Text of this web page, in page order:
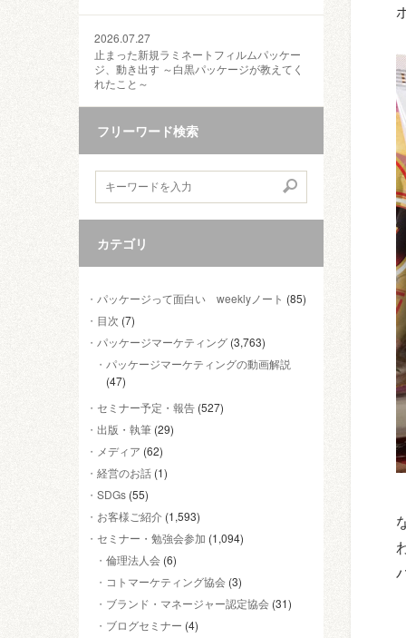
2026.07.27
止まった新規ラミネートフィルムパッケー
ジ、動き出す ～白黒パッケージが教えてく
れたこと～
フリーワード検索
カテゴリ
パッケージって面白い weeklyノート (85)
目次 (7)
パッケージマーケティング (3,763)
パッケージマーケティングの動画解説
(47)
セミナー予定・報告 (527)
出版・執筆 (29)
メディア (62)
経営のお話 (1)
SDGs (55)
お客様ご紹介 (1,593)
セミナー・勉強会参加 (1,094)
倫理法人会 (6)
コトマーケティング協会 (3)
ブランド・マネージャー認定協会 (31)
ブログセミナー (4)